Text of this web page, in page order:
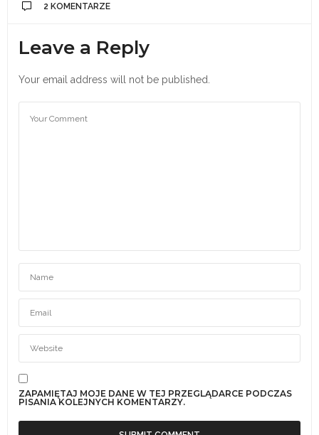
2 KOMENTARZE
Leave a Reply
Your email address will not be published.
ZAPAMIĘTAJ MOJE DANE W TEJ PRZEGLĄDARCE PODCZAS
PISANIA KOLEJNYCH KOMENTARZY.